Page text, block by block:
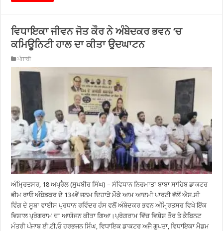
ਵਿਧਾਇਕਾ ਜੀਵਨ ਜੋਤ ਕੌਰ ਨੇ ਅੰਬੇਦਕਰ ਭਵਨ ‘ਚ
ਕਮਿਊਨਿਟੀ ਹਾਲ ਦਾ ਕੀਤਾ ਉਦਘਾਟਨ
ਪੰਜਾਬੀ
ਅੰਮ੍ਰਿਤਸਰ, 18 ਅਪ੍ਰੈਲ (ਸੁਖਬੀਰ ਸਿੰਘ) – ਸੰਵਿਧਾਨ ਨਿਰਮਾਤਾ ਬਾਬਾ ਸਾਹਿਬ ਡਾਕਟਰ
ਭੀਮ ਰਾਓ ਅੰਬੇਡਕਰ ਦੇ 134ਵੇਂ ਜਨਮ ਦਿਹਾੜੇ ਮੌਕੇ ਆਮ ਆਦਮੀ ਪਾਰਟੀ ਵੱਲੋਂ ਐਸ.ਸੀ
ਵਿੰਗ ਦੇ ਸੂਬਾ ਵਾਈਸ ਪ੍ਰਧਾਨ ਰਵਿੰਦਰ ਹੰਸ ਵਲੋਂ ਅੰਬੇਦਕਰ ਭਵਨ ਅੰਮ੍ਰਿਤਸਰ ਵਿਖੇ ਇੱਕ
ਵਿਸ਼ਾਲ ਪ੍ਰੋਗਰਾਮ ਦਾ ਆਯੋਜਨ ਕੀਤਾ ਗਿਆ।ਪ੍ਰੋਗਰਾਮ ਵਿੱਚ ਵਿਸ਼ੇਸ਼ ਤੌਰ ਤੇ ਕੈਬਿਨਟ
ਮੰਤਰੀ ਪੰਜਾਬ ਈ.ਟੀ.ਓ ਹਰਭਜਨ ਸਿੰਘ, ਵਿਧਾਇਕ ਡਾਕਟਰ ਅਜੈ ਗੁਪਤਾ, ਵਿਧਾਇਕਾ ਮੈਡਮ